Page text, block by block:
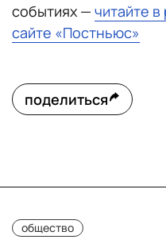
событиях — читайте
сайте «Постньюс»
поделиться
общество